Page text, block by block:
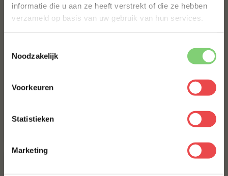
informatie die u aan ze heeft verstrekt of die ze hebben
verzameld op basis van uw gebruik van hun services.
Noodzakelijk
Voorkeuren
Statistieken
Marketing
Jalapeño cheddar worst
VOORNAAM
ACHTERNAAM